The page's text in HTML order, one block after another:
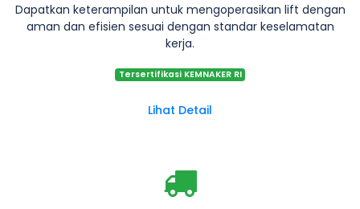
Dapatkan keterampilan untuk mengoperasikan lift dengan
aman dan efisien sesuai dengan standar keselamatan
kerja.
Tersertifikasi KEMNAKER RI
Lihat Detail